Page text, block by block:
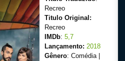
Filmes
Dublado
Legendado
Recreo
Titulo Original:
Recreo
IMDb: 5,7
Lançamento: 2018
Gênero: Comédia |